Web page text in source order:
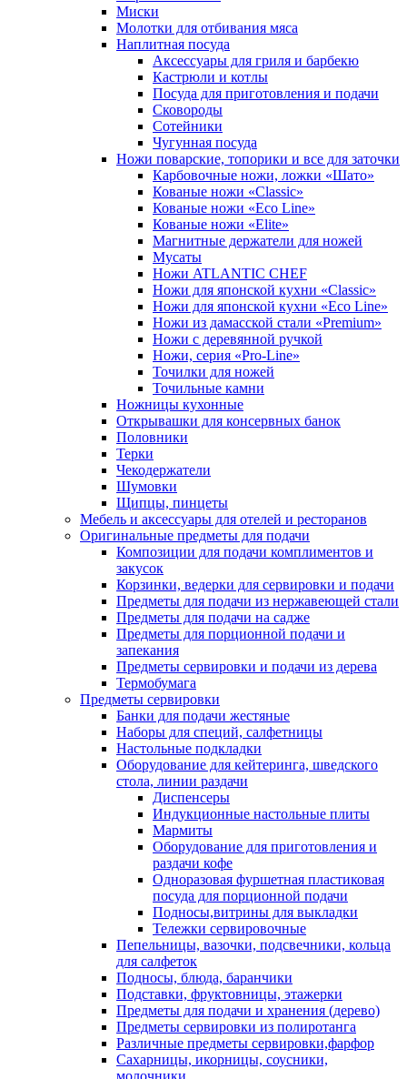
Миски
Молотки для отбивания мяса
Наплитная посуда
Аксессуары для гриля и барбекю
Кастрюли и котлы
Посуда для приготовления и подачи
Сковороды
Сотейники
Чугунная посуда
Ножи поварские, топорики и все для заточки
Карбовочные ножи, ложки «Шато»
Кованые ножи «Classic»
Кованые ножи «Eco Line»
Кованые ножи «Elite»
Магнитные держатели для ножей
Мусаты
Ножи ATLANTIC CHEF
Ножи для японской кухни «Classic»
Ножи для японской кухни «Eco Line»
Ножи из дамасской стали «Premium»
Ножи с деревянной ручкой
Ножи, серия «Pro-Line»
Точилки для ножей
Точильные камни
Ножницы кухонные
Открывашки для консервных банок
Половники
Терки
Чекодержатели
Шумовки
Щипцы, пинцеты
Мебель и аксессуары для отелей и ресторанов
Оригинальные предметы для подачи
Композиции для подачи комплиментов и
закусок
Корзинки, ведерки для сервировки и подачи
Предметы для подачи из нержавеющей стали
Предметы для подачи на садже
Предметы для порционной подачи и
запекания
Предметы сервировки и подачи из дерева
Термобумага
Предметы сервировки
Банки для подачи жестяные
Наборы для специй, салфетницы
Настольные подкладки
Оборудование для кейтеринга, шведского
стола, линии раздачи
Диспенсеры
Индукционные настольные плиты
Мармиты
Оборудование для приготовления и
раздачи кофе
Одноразовая фуршетная пластиковая
посуда для порционной подачи
Подносы,витрины для выкладки
Тележки сервировочные
Пепельницы, вазочки, подсвечники, кольца
для салфеток
Подносы, блюда, баранчики
Подставки, фруктовницы, этажерки
Предметы для подачи и хранения (дерево)
Предметы сервировки из полиротанга
Различные предметы сервировки,фарфор
Сахарницы, икорницы, соусники,
молочники